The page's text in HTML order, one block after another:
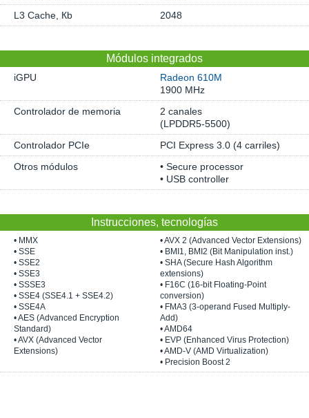
L3 Cache, Кb
2048
Módulos integrados
iGPU
Radeon 610M
1900 MHz
Controlador de memoria
2 canales
(LPDDR5-5500)
Controlador PCIe
PCI Express 3.0 (4 carriles)
Otros módulos
• Secure processor
• USB controller
Instrucciones, tecnologías
• MMX
• SSE
• SSE2
• SSE3
• SSSE3
• SSE4 (SSE4.1 + SSE4.2)
• SSE4A
• AES (Advanced Encryption
Standard)
• AVX (Advanced Vector
Extensions)
• AVX 2 (Advanced Vector Extensions)
• BMI1, BMI2 (Bit Manipulation inst.)
• SHA (Secure Hash Algorithm
extensions)
• F16C (16-bit Floating-Point
conversion)
• FMA3 (3-operand Fused Multiply-
Add)
• AMD64
• EVP (Enhanced Virus Protection)
• AMD-V (AMD Virtualization)
• Precision Boost 2